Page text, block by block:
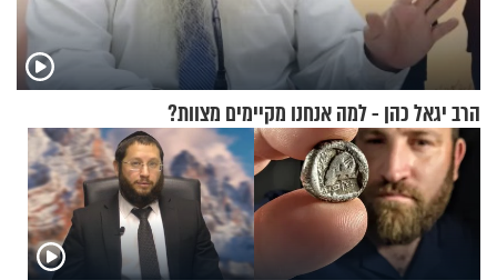
הרב יגאל כהן - למה אנחנו מקיימים מצוות?